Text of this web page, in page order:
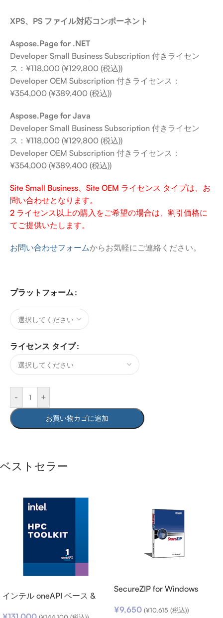
XPS、PS ファイル対応コンポーネント
Aspose.Page for .NET
Developer Small Business Subscription 付きライセン
ス：¥118,000 (¥129,800 (税込))
Developer OEM Subscription 付きライセンス：
¥354,000 (¥389,400 (税込))
Aspose.Page for Java
Developer Small Business Subscription 付きライセン
ス：¥118,000 (¥129,800 (税込))
Developer OEM Subscription 付きライセンス：
¥354,000 (¥389,400 (税込))
Site Small Business、Site OEM ライセンス タイプは、お
問い合わせとなります。
2 ライセンス以上の購入をご希望の場合は、割引価格に
てご提供いたします。
お問い合わせフォームからお気軽にご連絡ください。
プラットフォーム
ライセンス タイプ
- +
お買い物カゴに追加
ベストセラー
インテル oneAPI ベース &
SecureZIP for Windows
ンロード
¥9,650 (¥10,615 (税込))